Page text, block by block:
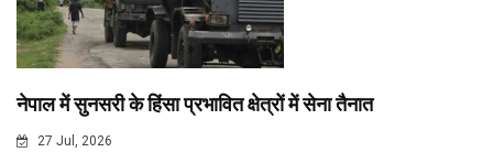
नेपाल में सुनसरी के हिंसा प्रभावित क्षेत्रों में सेना तैनात
27 Jul, 2026